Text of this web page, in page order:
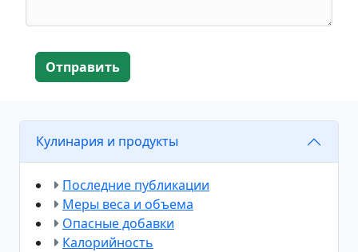
Отправить
Кулинария и продукты
Последние публикации
Меры веса и объема
Опасные добавки
Калорийность